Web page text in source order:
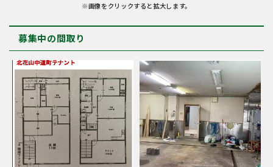
※画像をクリックすると拡大します。
募集中の間取り